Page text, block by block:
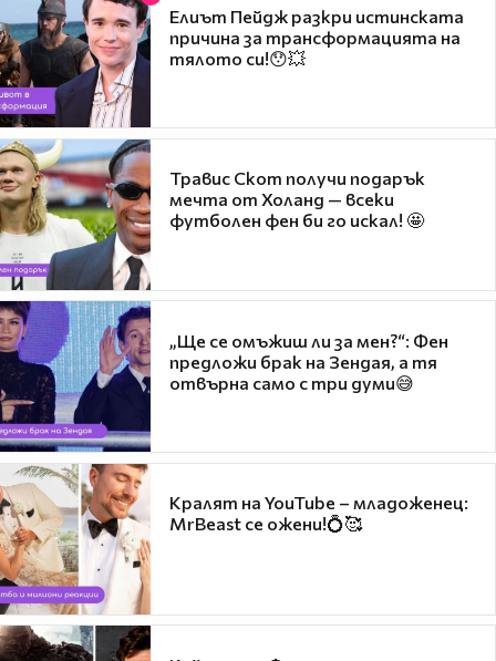
Елиът Пейдж разкри истинската
причина за трансформацията на
тялото си!😯💥
Травис Скот получи подарък
мечта от Холанд — всеки
футболен фен би го искал! 🤩
„Ще се омъжиш ли за мен?“: Фен
предложи брак на Зендая, а тя
отвърна само с три думи😅
Кралят на YouTube – младоженец:
MrBeast се ожени!💍🥰